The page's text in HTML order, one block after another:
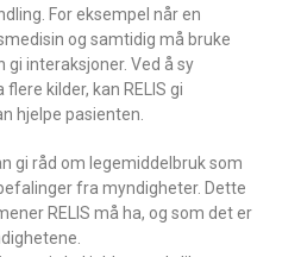
For eksempel når en
og samtidig må bruke
gi interaksjoner. Ved å sy
kilder, kan RELIS gi
hjelpe pasienten.
gi råd om legemiddelbruk som
fra myndigheter. Dette
RELIS må ha, og som det er